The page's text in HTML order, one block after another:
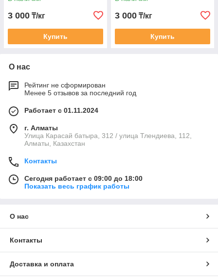
3 000 ₸/кг
Купить
3 000 ₸/кг
Купить
О нас
Рейтинг не сформирован
Менее 5 отзывов за последний год
Работает с 01.11.2024
г. Алматы
Улица Карасай батыра, 312 / улица Тлендиева, 112,
Алматы, Казахстан
Контакты
Сегодня работает с 09:00 до 18:00
Показать весь график работы
О нас
Контакты
Доставка и оплата